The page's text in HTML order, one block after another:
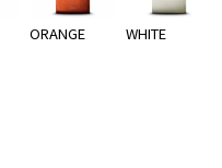
ORANGE WHITE